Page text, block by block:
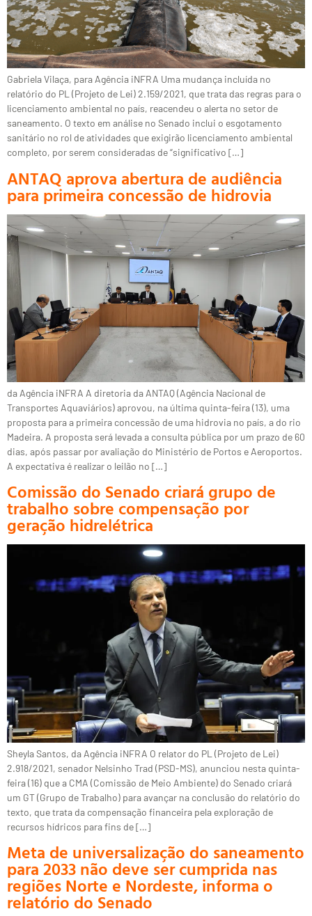
Gabriela Vilaça, para Agência iNFRA Uma mudança incluída no
relatório do PL (Projeto de Lei) 2.159/2021, que trata das regras para o
licenciamento ambiental no país, reacendeu o alerta no setor de
saneamento. O texto em análise no Senado inclui o esgotamento
sanitário no rol de atividades que exigirão licenciamento ambiental
completo, por serem consideradas de “significativo […]
ANTAQ aprova abertura de audiência
para primeira concessão de hidrovia
da Agência iNFRA A diretoria da ANTAQ (Agência Nacional de
Transportes Aquaviários) aprovou, na última quinta-feira (13), uma
proposta para a primeira concessão de uma hidrovia no país, a do rio
Madeira. A proposta será levada a consulta pública por um prazo de 60
dias, após passar por avaliação do Ministério de Portos e Aeroportos.
A expectativa é realizar o leilão no […]
Comissão do Senado criará grupo de
trabalho sobre compensação por
geração hidrelétrica
Sheyla Santos, da Agência iNFRA O relator do PL (Projeto de Lei)
2.918/2021, senador Nelsinho Trad (PSD-MS), anunciou nesta quinta-
feira (16) que a CMA (Comissão de Meio Ambiente) do Senado criará
um GT (Grupo de Trabalho) para avançar na conclusão do relatório do
texto, que trata da compensação financeira pela exploração de
recursos hídricos para fins de […]
Meta de universalização do saneamento
para 2033 não deve ser cumprida nas
regiões Norte e Nordeste, informa o
relatório do Senado